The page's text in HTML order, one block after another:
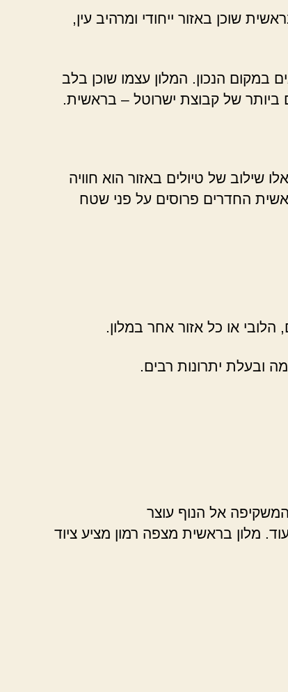
שוכן באזור ייחודי ומרהיב עין,
הנכון. המלון עצמו שוכן בלב
ביותר של קבוצת ישרוטל – בראשית.
שילוב של טיולים באזור הוא חוויה
החדרים פרוסים על פני שטח
או כל אזור אחר במלון.
ובעלת יתרונות רבים.
אל הנוף עוצר
מלון בראשית מצפה רמון מציע ציוד